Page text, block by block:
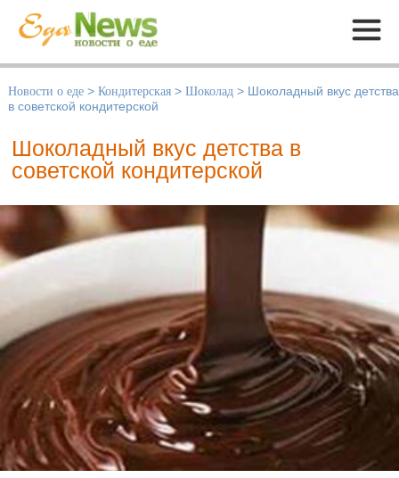
Меню
Новости о еде > Кондитерская > Шоколад > Шоколадный вкус детства
в советской кондитерской
Шоколадный вкус детства в
советской кондитерской